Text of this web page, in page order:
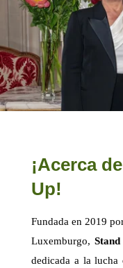
¡Acerca
Up!
Fundada en 2019
Luxemburgo,
dedicada a la lucha